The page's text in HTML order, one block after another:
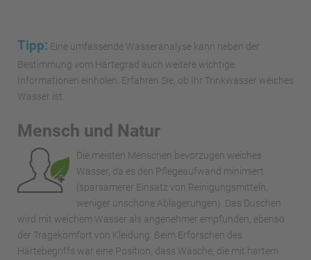
Tipp: Eine umfassende Wasseranalyse kann neben der
Bestimmung vom Härtegrad auch weitere wichtige
Informationen einholen. Erfahren Sie, ob Ihr Trinkwasser weiches
Wasser ist.
Mensch und Natur
Die meisten Menschen bevorzugen weiches
Wasser, da es den Pflegeaufwand minimiert
(sparsamerer Einsatz von Reinigungsmitteln,
weniger unschöne Ablagerungen). Das Duschen
wird mit weichem Wasser als angenehmer empfunden, ebenso
der Tragekomfort von Kleidung. Beim Erforschen des
Härtebegriffs war eine Position, dass Wäsche, die mit hartem